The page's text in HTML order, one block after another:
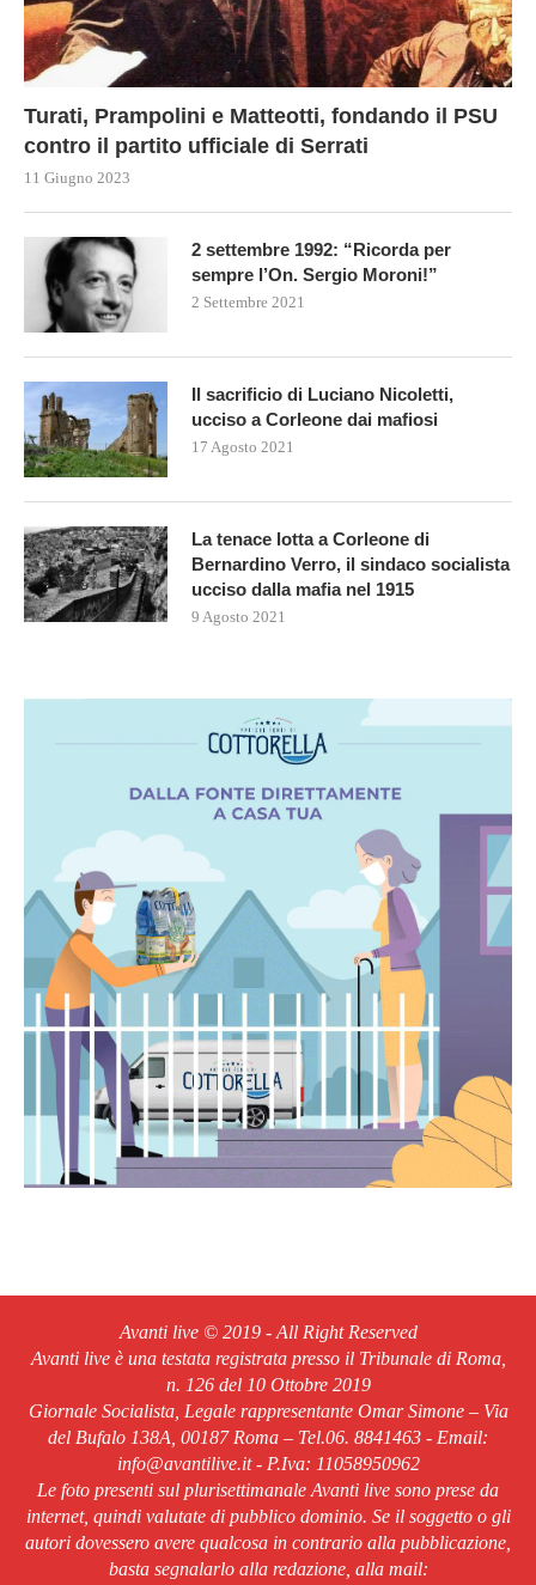
Turati, Prampolini e Matteotti, fondando il PSU
contro il partito ufficiale di Serrati
11 Giugno 2023
2 settembre 1992: “Ricorda per
sempre l’On. Sergio Moroni!”
2 Settembre 2021
Il sacrificio di Luciano Nicoletti,
ucciso a Corleone dai mafiosi
17 Agosto 2021
La tenace lotta a Corleone di
Bernardino Verro, il sindaco socialista
ucciso dalla mafia nel 1915
9 Agosto 2021
Avanti live © 2019 - All Right Reserved
Avanti live è una testata registrata presso il Tribunale di Roma,
n. 126 del 10 Ottobre 2019
Giornale Socialista, Legale rappresentante Omar Simone – Via
del Bufalo 138A, 00187 Roma – Tel.06. 8841463 - Email:
info@avantilive.it - P.Iva: 11058950962
Le foto presenti sul plurisettimanale Avanti live sono prese da
internet, quindi valutate di pubblico dominio. Se il soggetto o gli
autori dovessero avere qualcosa in contrario alla pubblicazione,
basta segnalarlo alla redazione, alla mail: